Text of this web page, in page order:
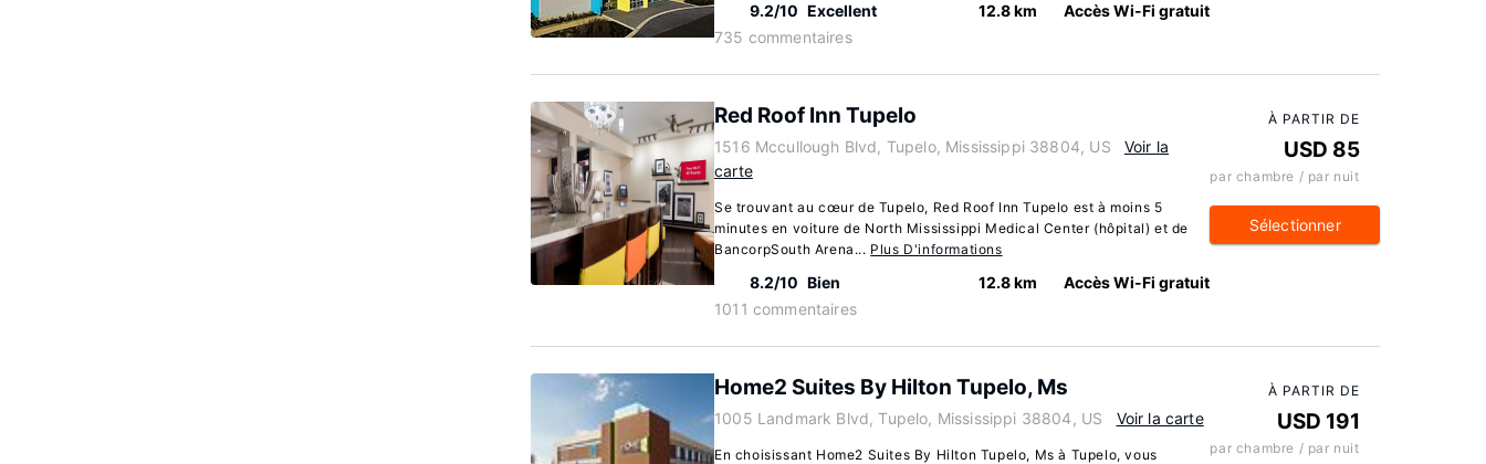
9.2/10 Excellent
735 commentaires
12.8 km Accès Wi-Fi gratuit
Red Roof Inn Tupelo
1516 Mccullough Blvd, Tupelo, Mississippi 38804, US
Voir la
carte
Se trouvant au cœur de Tupelo, Red Roof Inn Tupelo est à moins 5
minutes en voiture de North Mississippi Medical Center (hôpital) et de
BancorpSouth Arena... Plus D'informations
8.2/10 Bien
1011 commentaires
12.8 km Accès Wi-Fi gratuit
À PARTIR DE
USD 85
par chambre / par nuit
Sélectionner
Home2 Suites By Hilton Tupelo, Ms
1005 Landmark Blvd, Tupelo, Mississippi 38804, US Voir la carte
En choisissant Home2 Suites By Hilton Tupelo, Ms à Tupelo, vous
À PARTIR DE
USD 191
par chambre / par nuit